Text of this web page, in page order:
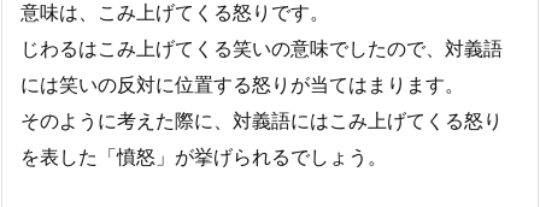
意味は、こみ上げてくる怒りです。
じわるはこみ上げてくる笑いの意味でしたので、対義語
には笑いの反対に位置する怒りが当てはまります。
そのように考えた際に、対義語にはこみ上げてくる怒り
を表した「憤怒」が挙げられるでしょう。